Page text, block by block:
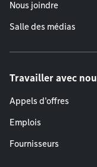
Nous joindre
Salle des médias
Travailler avec
Appels d'offres
Emplois
Fournisseurs